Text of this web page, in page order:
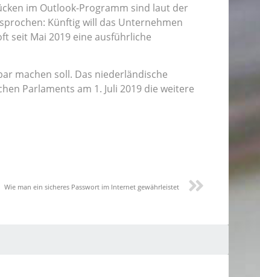
im Outlook-Programm sind laut der
Künftig will das Unternehmen
seit Mai 2019 eine ausführliche
machen soll. Das niederländische
Parlaments am 1. Juli 2019 die weitere
Wie man ein sicheres Passwort im Internet gewährleistet